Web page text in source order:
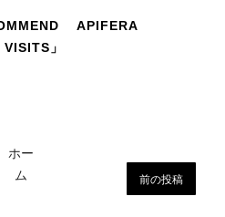
APIFERA
VISITS」
前の投稿
ホー
ム